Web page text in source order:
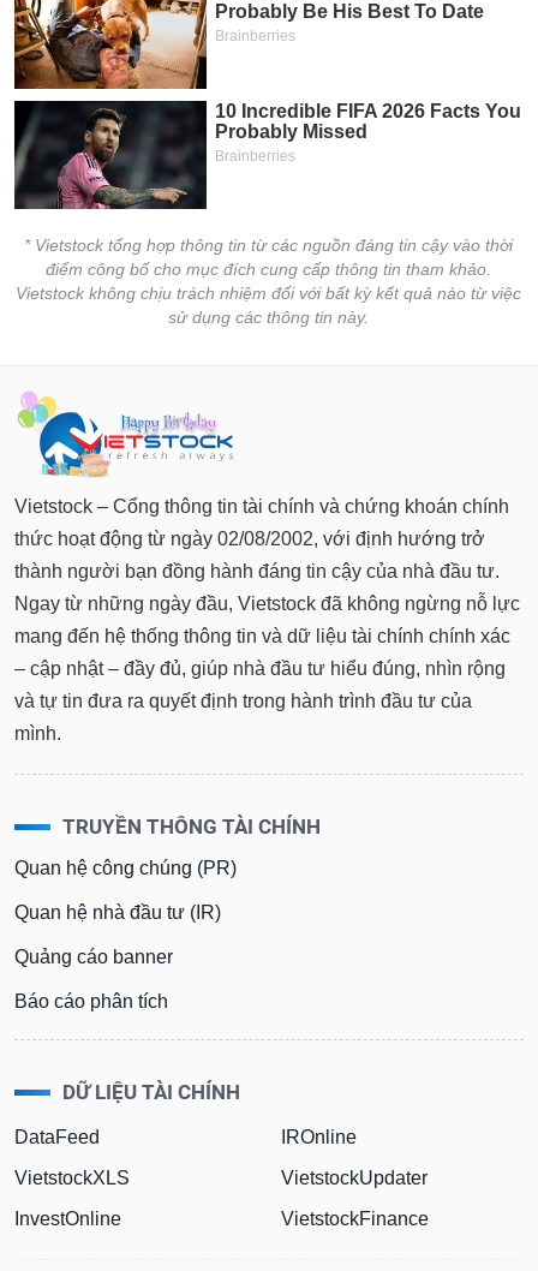
* Vietstock tổng hợp thông tin từ các nguồn đáng tin cậy vào thời
điểm công bố cho mục đích cung cấp thông tin tham khảo.
Vietstock không chịu trách nhiệm đối với bất kỳ kết quả nào từ việc
sử dụng các thông tin này.
Vietstock – Cổng thông tin tài chính và chứng khoán chính
thức hoạt động từ ngày 02/08/2002, với định hướng trở
thành người bạn đồng hành đáng tin cậy của nhà đầu tư.
Ngay từ những ngày đầu, Vietstock đã không ngừng nỗ lực
mang đến hệ thống thông tin và dữ liệu tài chính chính xác
– cập nhật – đầy đủ, giúp nhà đầu tư hiểu đúng, nhìn rộng
và tự tin đưa ra quyết định trong hành trình đầu tư của
mình.
TRUYỀN THÔNG TÀI CHÍNH
Quan hệ công chúng (PR)
Quan hệ nhà đầu tư (IR)
Quảng cáo banner
Báo cáo phân tích
DỮ LIỆU TÀI CHÍNH
DataFeed
VietstockXLS
InvestOnline
IROnline
VietstockUpdater
VietstockFinance